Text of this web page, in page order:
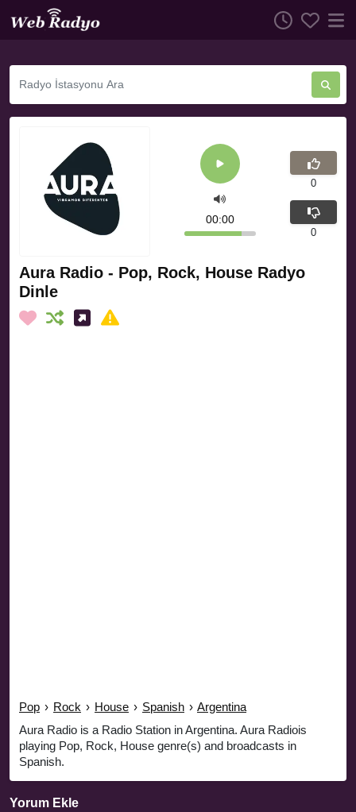
Aura Radio - Pop, Rock, House Radyo
Dinle
Pop › Rock › House › Spanish › Argentina
Aura Radio is a Radio Station in Argentina. Aura Radiois
playing Pop, Rock, House genre(s) and broadcasts in
Spanish.
00:00
0
0
Yorum Ekle